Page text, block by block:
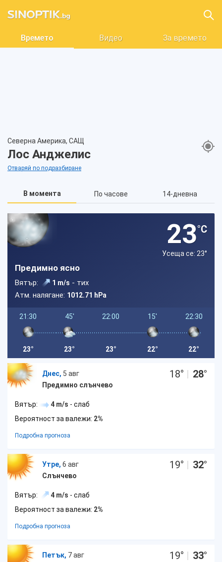
Времето Видео За времето
Северна Америка, САЩ
Лос Анджелис
Отваряй по подразбиране
В момента По часове 14-дневна
23°C
Усеща се: 23°
Предимно ясно
Вятър: 1 m/s - тих
Атм. налягане: 1012.71 hPa
21:30
23°
45'
23°
22:00
23°
15'
22°
22:30
22°
Днес, 5 авг
Предимно слънчево
18° | 28°
Вятър: 4 m/s - слаб
Вероятност за валежи: 2%
Подробна прогноза
Утре, 6 авг
Слънчево
19° | 32°
Вятър: 4 m/s - слаб
Вероятност за валежи: 2%
Подробна прогноза
Петък, 7 авг
19° | 33°